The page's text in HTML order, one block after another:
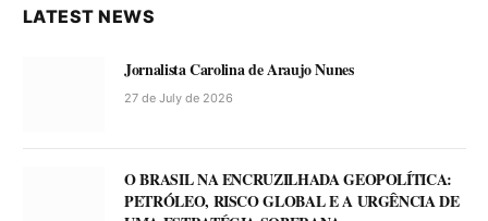
LATEST NEWS
Jornalista Carolina de Araujo Nunes
27 de July de 2026
O BRASIL NA ENCRUZILHADA GEOPOLÍTICA:
PETRÓLEO, RISCO GLOBAL E A URGÊNCIA DE